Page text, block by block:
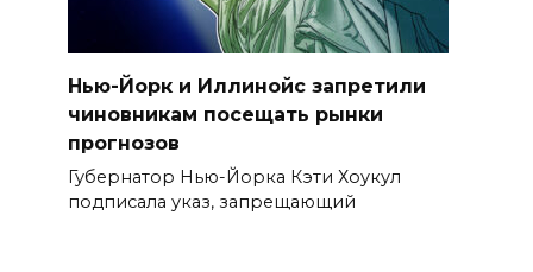
Нью-Йорк и Иллинойс запретили
чиновникам посещать рынки
прогнозов
Губернатор Нью-Йорка Кэти Хоукул
подписала указ, запрещающий